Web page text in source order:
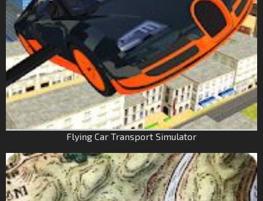
Flying Car Transport Simulator